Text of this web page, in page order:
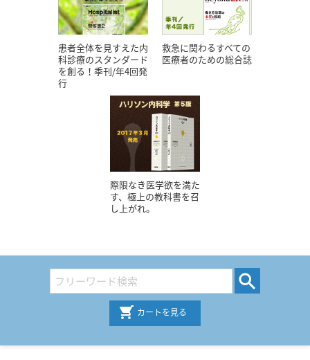
患者全体を見すえた内
科診療のスタンダード
を創る！季刊/年4回発
行
救急に関わるすべての
医療者のための総合誌
際限なき医学欲を満た
す、極上の教科書を召
し上がれ。
カートを見る